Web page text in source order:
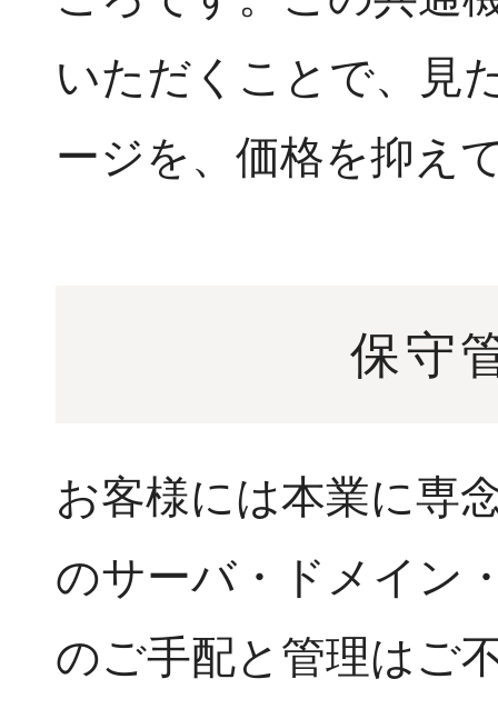
いただくことで、見
ージを、価格を抑え
保守
お客様には本業に専
のサーバ・ドメイン
のご手配と管理はご